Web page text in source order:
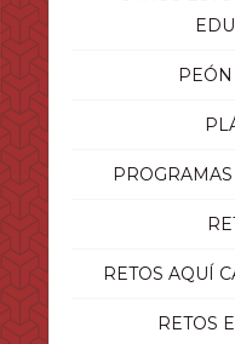
RETOS AQUÍ
RETOS